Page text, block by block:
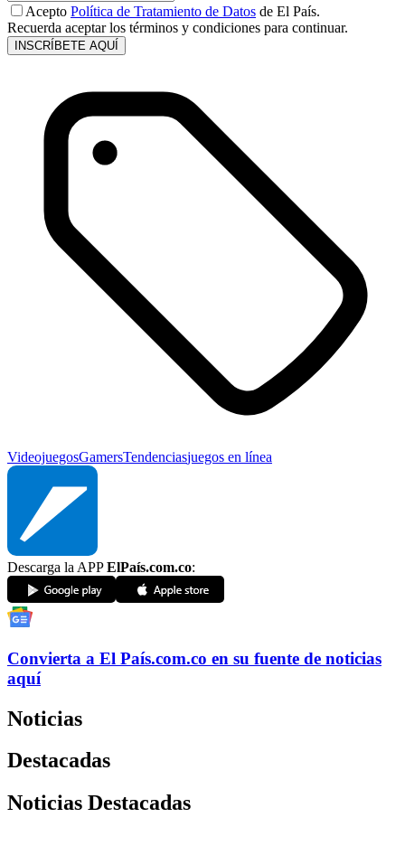
Acepto Política de Tratamiento de Datos de El País.
Recuerda aceptar los términos y condiciones para continuar.
INSCRÍBETE AQUÍ
VideojuegosGamersTendenciasjuegos en línea
Descarga la APPElPaís.com.co:
Convierta a El País.com.co en su fuente de noticias
aquí
Noticias
Destacadas
Noticias Destacadas